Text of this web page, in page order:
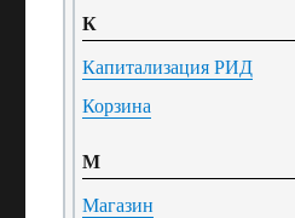
К
Капитализация РИД
Корзина
М
Магазин